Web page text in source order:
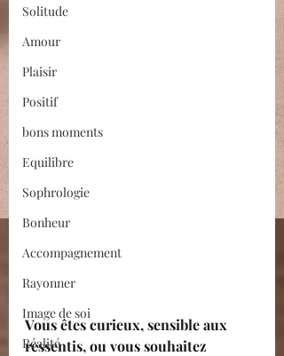
Solitude
Amour
Plaisir
Positif
bons moments
Equilibre
Sophrologie
Bonheur
Accompagnement
Rayonner
Image de soi
Réalité
Vous êtes curieux, sensible aux
ressentis, ou vous souhaitez